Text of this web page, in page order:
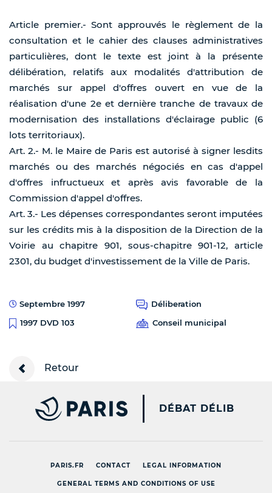
Article premier.- Sont approuvés le règlement de la
consultation et le cahier des clauses administratives
particulières, dont le texte est joint à la présente
délibération, relatifs aux modalités d'attribution de
marchés sur appel d'offres ouvert en vue de la
réalisation d'une 2e et dernière tranche de travaux de
modernisation des installations d'éclairage public (6
lots territoriaux).
Art. 2.- M. le Maire de Paris est autorisé à signer lesdits
marchés ou des marchés négociés en cas d'appel
d'offres infructueux et après avis favorable de la
Commission d'appel d'offres.
Art. 3.- Les dépenses correspondantes seront imputées
sur les crédits mis à la disposition de la Direction de la
Voirie au chapitre 901, sous-chapitre 901-12, article
2301, du budget d'investissement de la Ville de Paris.
Septembre 1997
Déliberation
1997 DVD 103
Conseil municipal
Retour
PARIS.FR [NEW
DÉBAT DÉLIB
PARIS.FR CONTACT LEGAL INFORMATION
GENERAL TERMS AND CONDITIONS OF USE